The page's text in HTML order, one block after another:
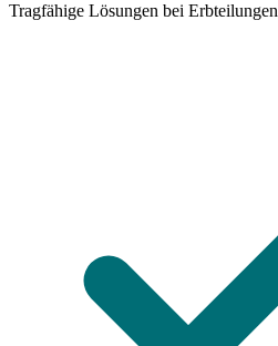
Tragfähige Lösungen bei Erbteilungen